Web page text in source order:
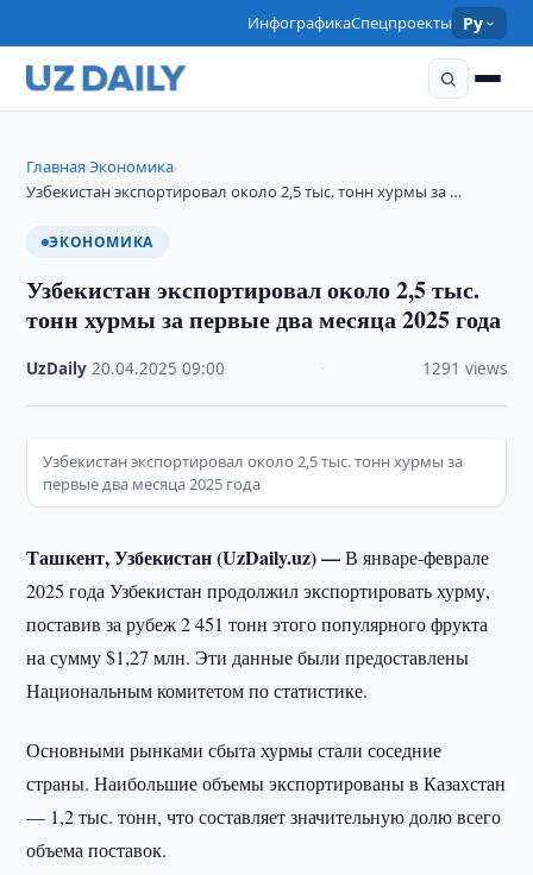
ИнфографикаСпецпроекты Ру
Главная›Экономика›
Узбекистан экспортировал около 2,5 тыс. тонн хурмы за …
ЭКОНОМИКА
Узбекистан экспортировал около 2,5 тыс.
тонн хурмы за первые два месяца 2025 года
UzDaily ·20.04.2025 ·09:00 1291 views
Узбекистан экспортировал около 2,5 тыс. тонн хурмы за
первые два месяца 2025 года
Ташкент, Узбекистан (UzDaily.uz) —В январе-феврале
2025 года Узбекистан продолжил экспортировать хурму,
поставив за рубеж 2 451 тонн этого популярного фрукта
на сумму $1,27 млн. Эти данные были предоставлены
Национальным комитетом по статистике.
Основными рынками сбыта хурмы стали соседние
страны. Наибольшие объемы экспортированы в Казахстан
— 1,2 тыс. тонн, что составляет значительную долю всего
объема поставок.